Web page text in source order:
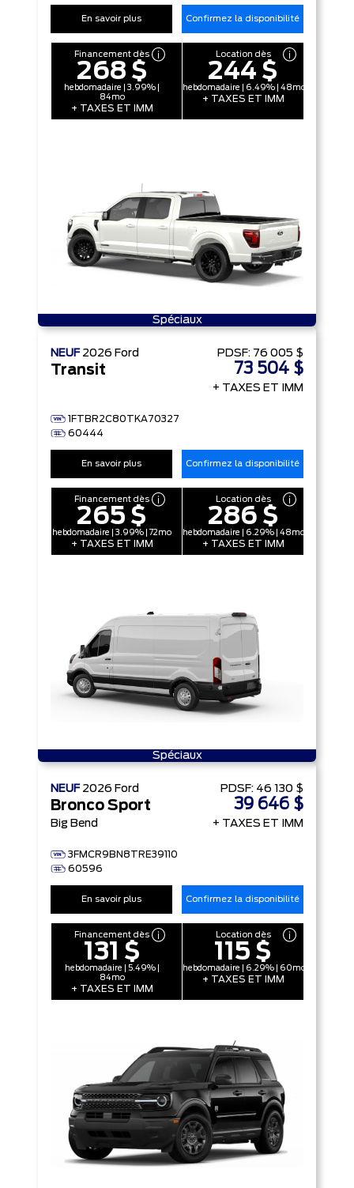
En savoir plus Confirmez la disponibilité
Financement dès
268 $
hebdomadaire | 3.99% |
84mo
+ TAXES ET IMM
Location dès
244 $
hebdomadaire | 6.49% | 48mo
+ TAXES ET IMM
Spéciaux
NEUF 2026 Ford
Transit
1FTBR2C80TKA70327
60444
PDSF: 76 005 $
73 504 $
+ TAXES ET IMM
En savoir plus Confirmez la disponibilité
Financement dès
265 $
hebdomadaire | 3.99% | 72mo
+ TAXES ET IMM
Location dès
286 $
hebdomadaire | 6.29% | 48mo
+ TAXES ET IMM
Spéciaux
NEUF 2026 Ford
Bronco Sport
Big Bend
3FMCR9BN8TRE39110
60596
PDSF: 46 130 $
39 646 $
+ TAXES ET IMM
En savoir plus Confirmez la disponibilité
Financement dès
131 $
hebdomadaire | 5.49% |
84mo
+ TAXES ET IMM
Location dès
115 $
hebdomadaire | 6.29% | 60mo
+ TAXES ET IMM